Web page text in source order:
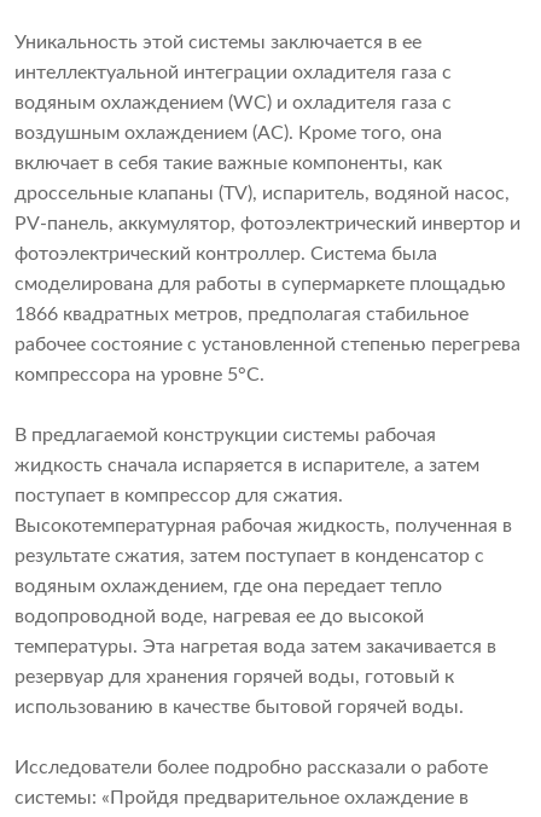
Уникальность этой системы заключается в ее
интеллектуальной интеграции охладителя газа с
водяным охлаждением (WC) и охладителя газа с
воздушным охлаждением (AC). Кроме того, она
включает в себя такие важные компоненты, как
дроссельные клапаны (TV), испаритель, водяной насос,
PV-панель, аккумулятор, фотоэлектрический инвертор и
фотоэлектрический контроллер. Система была
смоделирована для работы в супермаркете площадью
1866 квадратных метров, предполагая стабильное
рабочее состояние с установленной степенью перегрева
компрессора на уровне 5°C.
В предлагаемой конструкции системы рабочая
жидкость сначала испаряется в испарителе, а затем
поступает в компрессор для сжатия.
Высокотемпературная рабочая жидкость, полученная в
результате сжатия, затем поступает в конденсатор с
водяным охлаждением, где она передает тепло
водопроводной воде, нагревая ее до высокой
температуры. Эта нагретая вода затем закачивается в
резервуар для хранения горячей воды, готовый к
использованию в качестве бытовой горячей воды.
Исследователи более подробно рассказали о работе
системы: «Пройдя предварительное охлаждение в